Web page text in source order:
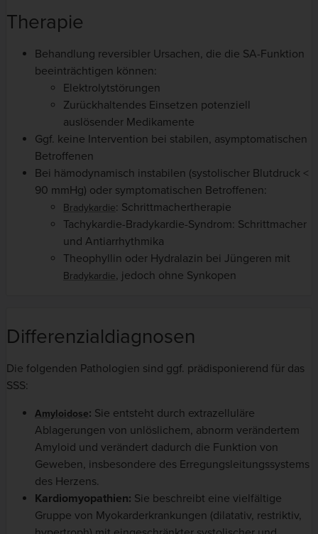
Therapie
Behandlung reversibler Ursachen, die die SA-Funktion
beeinträchtigen können:
Elektrolytstörungen
Zurückhaltendes Einsetzen potenziell
auslösender Medikamente
Ggf. keine Intervention bei stabilen, asymptomatischen
Betroffenen
Bei hämodynamisch instabilen (systolischer Blutdruck <
90 mmHg) oder symptomatischen Betroffenen:
Bradykardie: Schrittmachertherapie
Tachykardie-Bradykardie-Syndrom: Schrittmacher
und Antiarrhythmika
Theophyllin oder Hydralazin bei Jüngeren mit
Bradykardie, jedoch ohne Synkopen
Differenzialdiagnosen
Die folgenden Pathologien sind ggf. prädisponierend für das
SSS:
Amyloidose: Sie entsteht durch extrazelluläre
Ablagerungen von unlöslichem, abnorm verändertem
Amyloid und verändert dadurch die Funktion von
Geweben, insbesondere des Erregungsleitungssystems
des Herzens.
Kardiomyopathien: Sie beschreibt eine vielfältige
Gruppe von Myokarderkrankungen (dilatativ, restriktiv,